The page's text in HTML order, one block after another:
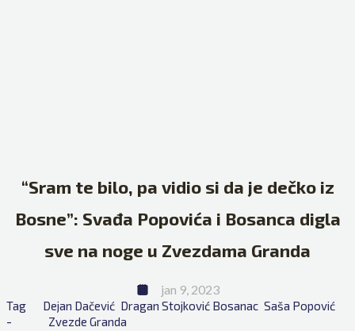
“Sram te bilo, pa vidio si da je dečko iz
Bosne”: Svađa Popovića i Bosanca digla
sve na noge u Zvezdama Granda
jan 9, 2023
Tag
-
Dejan Dačević Dragan Stojković Bosanac Saša Popović
Zvezde Granda